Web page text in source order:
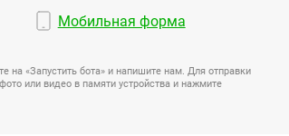
Мобильная форма
на «Запустить бота» и напишите нам. Для отправки
или видео в памяти устройства и нажмите